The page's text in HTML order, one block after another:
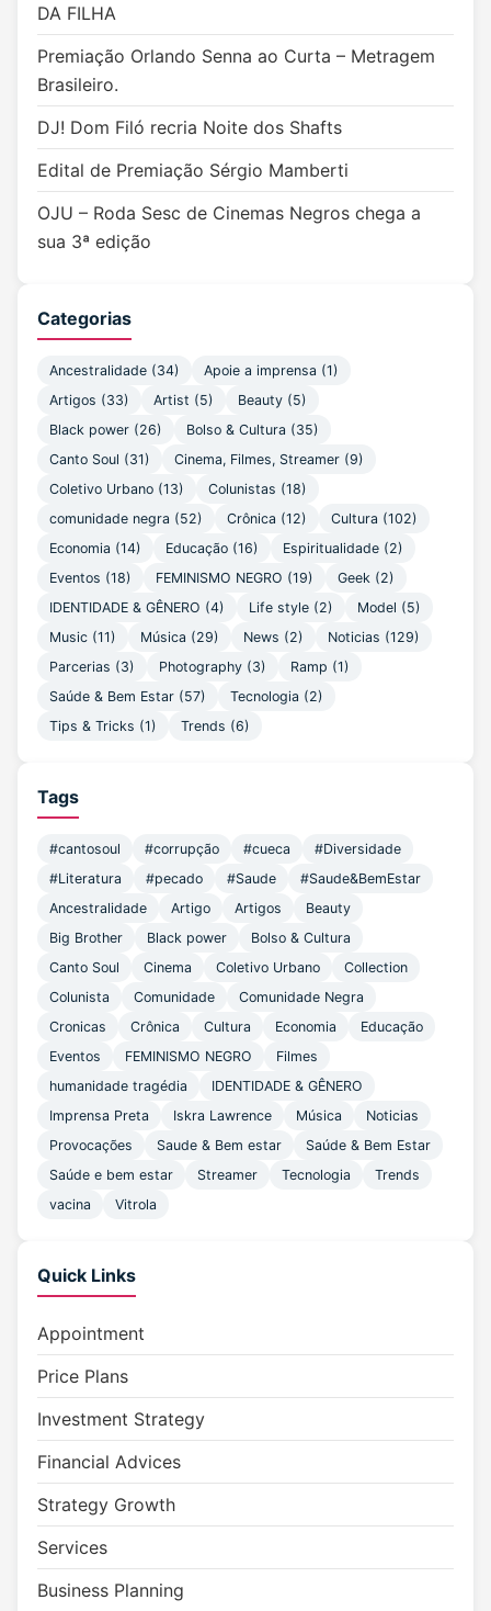
DA FILHA
Premiação Orlando Senna ao Curta – Metragem
Brasileiro.
DJ! Dom Filó recria Noite dos Shafts
Edital de Premiação Sérgio Mamberti
OJU – Roda Sesc de Cinemas Negros chega a
sua 3ª edição
Categorias
Ancestralidade (34)
Apoie a imprensa (1)
Artigos (33)
Artist (5)
Beauty (5)
Black power (26)
Bolso & Cultura (35)
Canto Soul (31)
Cinema, Filmes, Streamer (9)
Coletivo Urbano (13)
Colunistas (18)
comunidade negra (52)
Crônica (12)
Cultura (102)
Economia (14)
Educação (16)
Espiritualidade (2)
Eventos (18)
FEMINISMO NEGRO (19)
Geek (2)
IDENTIDADE & GÊNERO (4)
Life style (2)
Model (5)
Music (11)
Música (29) News (2)
Noticias (129)
Parcerias (3)
Photography (3)
Ramp (1)
Saúde & Bem Estar (57)
Tecnologia (2)
Tips & Tricks (1)
Trends (6)
Tags
#cantosoul #corrupção #cueca
#Diversidade
#Literatura
#pecado #Saude
#Saude&BemEstar
Ancestralidade
Artigo Artigos
Beauty
Big Brother
Black power
Bolso & Cultura
Canto Soul
Cinema Coletivo Urbano
Collection
Colunista
Comunidade
Comunidade Negra
Cronicas
Crônica Cultura Economia
Educação
Eventos
FEMINISMO NEGRO
Filmes
humanidade tragédia
IDENTIDADE & GÊNERO
Imprensa Preta
Iskra Lawrence Música
Noticias
Provocações
Saude & Bem estar
Saúde & Bem Estar
Saúde e bem estar
Streamer Tecnologia
Trends
vacina
Vitrola
Quick Links
Appointment
Price Plans
Investment Strategy
Financial Advices
Strategy Growth
Services
Business Planning